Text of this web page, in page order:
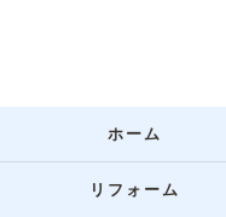
ホーム
リフォーム